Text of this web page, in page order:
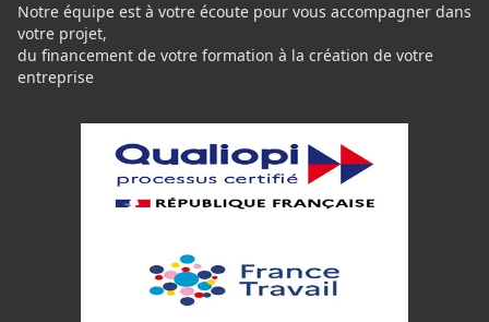
Notre équipe est à votre écoute pour vous accompagner dans
votre projet,
du financement de votre formation à la création de votre
entreprise